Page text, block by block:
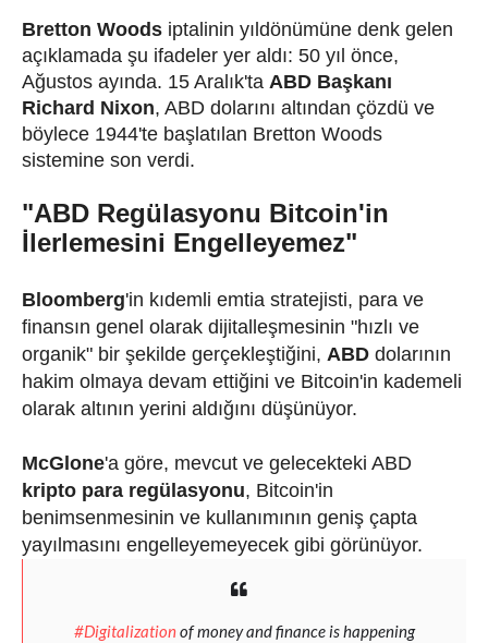
Bretton Woods iptalinin yıldönümüne denk gelen
açıklamada şu ifadeler yer aldı: 50 yıl önce,
Ağustos ayında. 15 Aralık'ta ABD Başkanı
Richard Nixon, ABD dolarını altından çözdü ve
böylece 1944'te başlatılan Bretton Woods
sistemine son verdi.
"ABD Regülasyonu Bitcoin'in
İlerlemesini Engelleyemez"
Bloomberg'in kıdemli emtia stratejisti, para ve
finansın genel olarak dijitalleşmesinin "hızlı ve
organik" bir şekilde gerçekleştiğini, ABD dolarının
hakim olmaya devam ettiğini ve Bitcoin'in kademeli
olarak altının yerini aldığını düşünüyor.
McGlone'a göre, mevcut ve gelecekteki ABD
kripto para regülasyonu, Bitcoin'in
benimsenmesinin ve kullanımının geniş çapta
yayılmasını engelleyemeyecek gibi görünüyor.
#Digitalizationof money and finance is happening